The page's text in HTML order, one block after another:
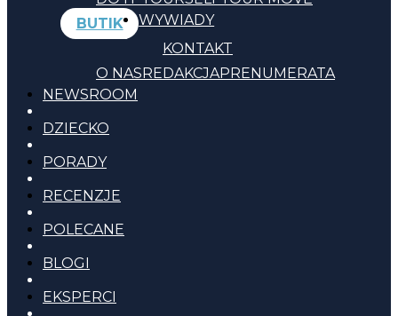
BUTIK
KONTAKT
O NASREDAKCJAPRENUMERATA
WYWIADY
NEWSROOM
DZIECKO
PORADY
RECENZJE
POLECANE
BLOGI
EKSPERCI